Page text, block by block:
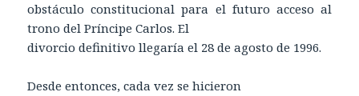
obstáculo constitucional para el futuro acceso al
trono del Príncipe Carlos. El
divorcio definitivo llegaría el 28 de agosto de 1996.
Desde entonces, cada vez se hicieron